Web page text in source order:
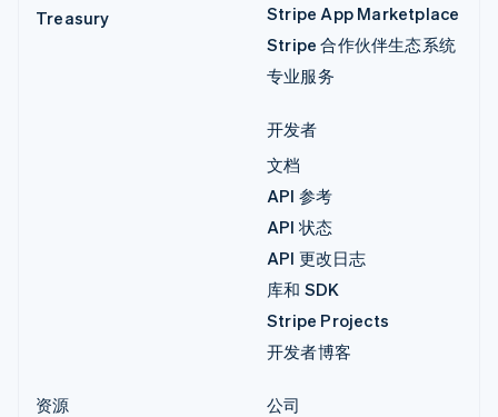
Treasury
Stripe App Marketplace
Stripe 合作伙伴生态系统
专业服务
开发者
文档
API 参考
API 状态
API 更改日志
库和 SDK
Stripe Projects
开发者博客
资源
公司